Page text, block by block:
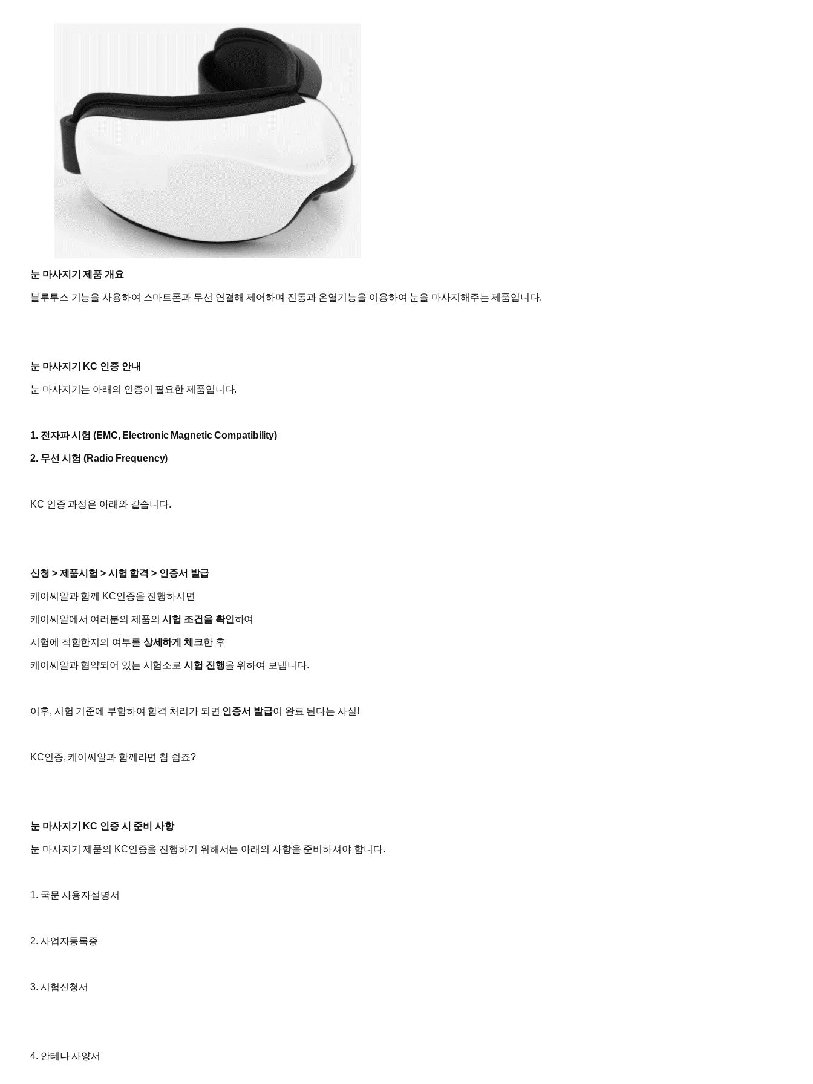
눈 마사지기 제품 개요
블루투스 기능을 사용하여 스마트폰과 무선 연결해 제어하며 진동과 온열기능을 이용하여 눈을 마사지해주는 제품입니다.​
눈 마사지기 KC 인증 안내
눈 마사지기는 아래의 인증이 필요한 제품입니다.
1. 전자파 시험 (EMC, Electronic Magnetic Compatibility)
2. 무선 시험 (Radio Frequency)
KC 인증 과정은 아래와 같습니다.
신청 > 제품시험 > 시험 합격 > 인증서 발급
케이씨알과 함께 KC인증을 진행하시면
​케이씨알에서 여러분의 제품의시험 조건을 확인하여
시험에 적합한지의 여부를 상세하게 체크한 후
케이씨알과 협약되어 있는 시험소로시험 진행을 위하여 보냅니다.
이후, 시험 기준에 부합하여 합격 처리가 되면 인증서 발급이 완료 된다는 사실!
KC인증, 케이씨알과 함께라면 참 쉽죠?
눈 마사지기 KC 인증 시 준비 사항
눈 마사지기 제품의 KC인증을 진행하기 위해서는 아래의 사항을 준비하셔야 합니다.
1. 국문 사용자설명서
2. 사업자등록증
3. 시험신청서
4. 안테나 사양서